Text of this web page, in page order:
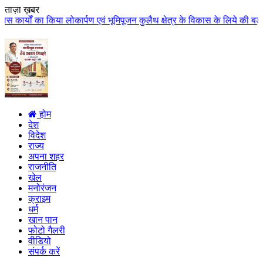
ताज़ा ख़बर
एवं भूमिपूजन कुलैथ क्षेत्र के विकास के लिये की बड़ी-बड़ी सौगातों की
होम
देश
विदेश
राज्य
अपना शहर
राजनीति
खेल
मनोरंजन
क्राइम
धर्म
खान पान
फोटो गैलरी
वीडियो
संपर्क करें